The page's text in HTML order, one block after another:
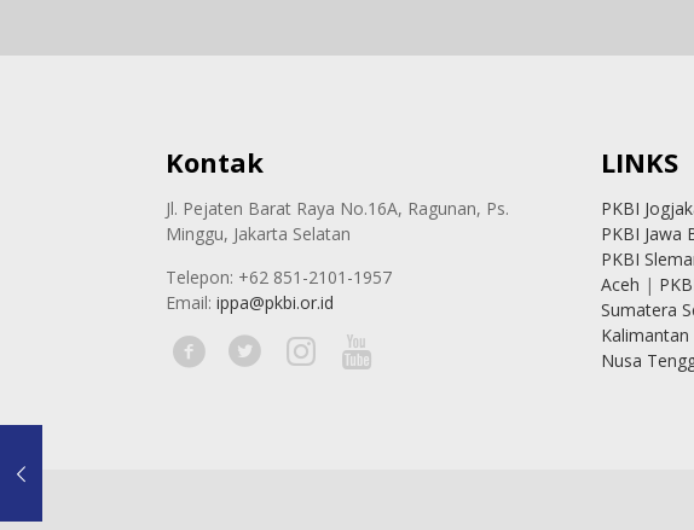
Kontak
Jl. Pejaten Barat Raya No.16A, Ragunan, Ps.
Minggu, Jakarta Selatan
Telepon: +62 851-2101-1957
Email: ippa@pkbi.or.id
LINKS
PKBI
PKBI Jawa
PKBI
Aceh |
Sumatera
Nusa